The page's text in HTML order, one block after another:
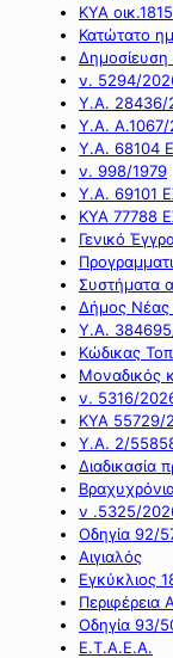
ΚΥΑ
Κατώτατο
Δημοσίευση
ν. 5294/
Υ.Α. 28436/
Υ.Α. Α.1067/
Υ.Α. 68104
ν. 998/1979
Υ.Α. 69101
ΚΥΑ 77788
Γενικό
Συστήματα
Δήμος Νέας
Υ.Α.
Κώδικας
Μοναδικός
ν. 5316/
ΚΥΑ 55729/
Υ.Α. 2/
Διαδικασία
ν .5325/
Οδηγία 92/
Αιγιαλός
Εγκύκλιος
Περιφέρεια
Οδηγία 93/
Ε.Τ.Α.Ε.Α.